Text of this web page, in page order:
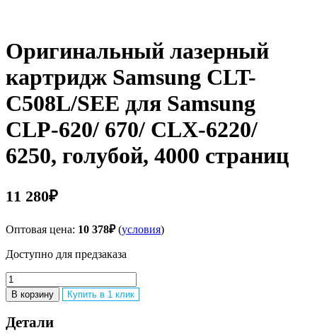
Оригинальный лазерный
картридж Samsung CLT-
C508L/SEE для Samsung
CLP-620/ 670/ CLX-6220/
6250, голубой, 4000 страниц
11 280₽
Оптовая цена: 10 378₽(условия)
Доступно для предзаказа
Количество
товара
Оригинальный
лазерный
картридж
В корзину Купить в 1 клик
Детали